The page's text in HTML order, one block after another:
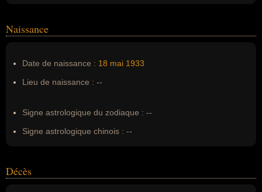
Nom de famille :Chodron de Courcel
Erreurs d'écriture : --
Naissance
Date de naissance : 18 mai 1933
Lieu de naissance : --
Signe astrologique du zodiaque : --
Signe astrologique chinois : --
Décès